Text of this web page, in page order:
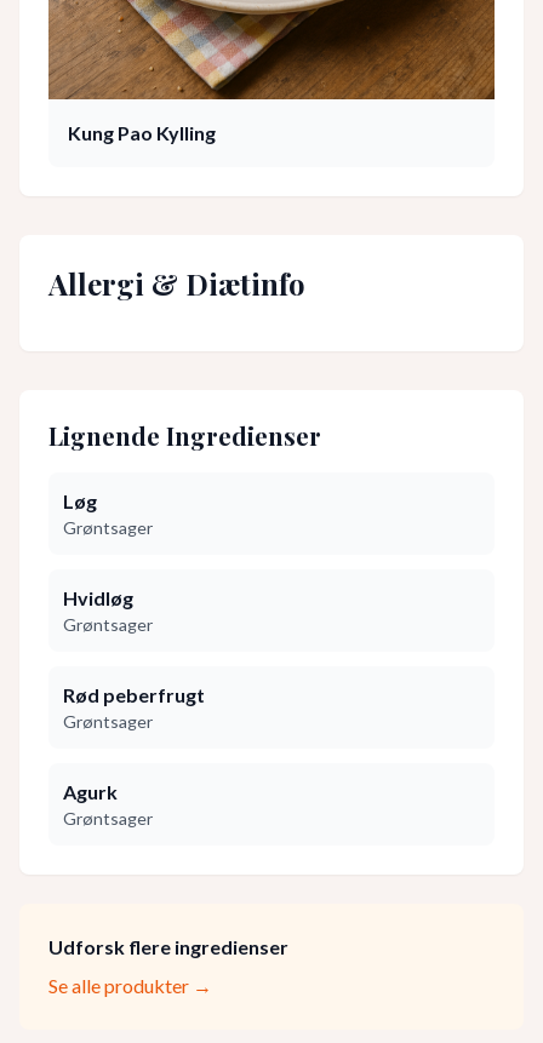
Kung Pao Kylling
Allergi & Diætinfo
Lignende Ingredienser
Løg
Grøntsager
Hvidløg
Grøntsager
Rød peberfrugt
Grøntsager
Agurk
Grøntsager
Udforsk flere ingredienser
Se alle produkter →